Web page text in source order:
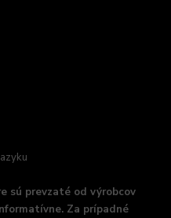
sú prevzaté od výrobcov
Za prípadné